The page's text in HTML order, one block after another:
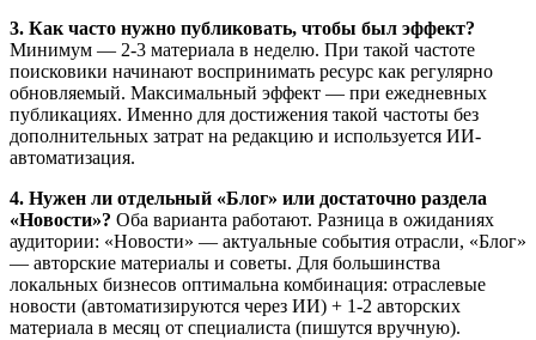
3. Как часто нужно публиковать, чтобы был эффект?
Минимум — 2-3 материала в неделю. При такой частоте
поисковики начинают воспринимать ресурс как регулярно
обновляемый. Максимальный эффект — при ежедневных
публикациях. Именно для достижения такой частоты без
дополнительных затрат на редакцию и используется ИИ-
автоматизация.
4. Нужен ли отдельный «Блог» или достаточно раздела
«Новости»? Оба варианта работают. Разница в ожиданиях
аудитории: «Новости» — актуальные события отрасли, «Блог»
— авторские материалы и советы. Для большинства
локальных бизнесов оптимальна комбинация: отраслевые
новости (автоматизируются через ИИ) + 1-2 авторских
материала в месяц от специалиста (пишутся вручную).